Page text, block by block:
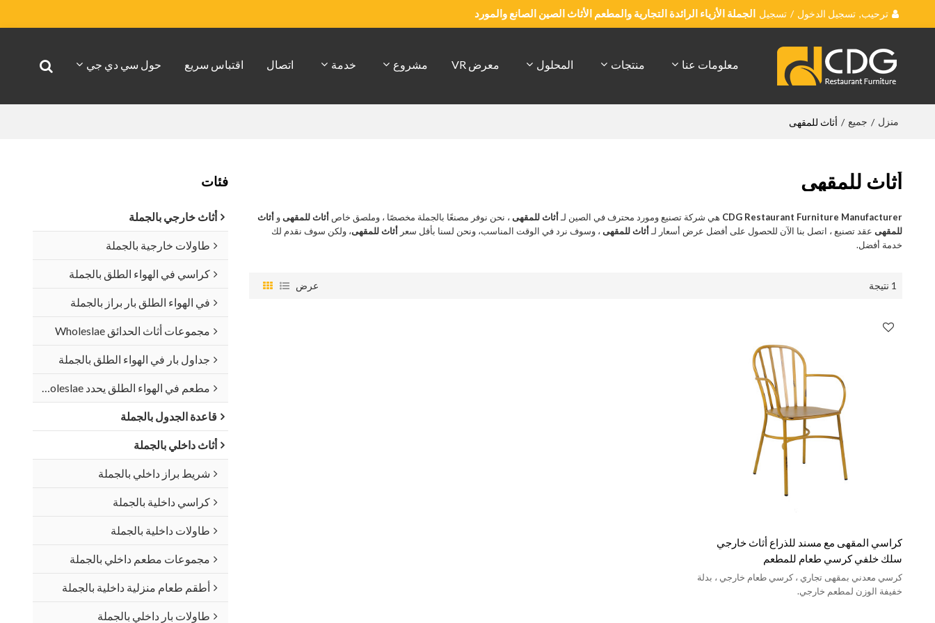
ترحيب, تسجيل الدخول / تسجيل الجملة الأزياء الرائدة التجارية والمطعم الأثاث الصين الصانع والمورد
معلومات عنا منتجات المحلول معرض VR مشروع خدمة اتصال اقتباس سريع حول سي دي جي
منزل / جميع / أثاث للمقهى
فئات
أثاث خارجي بالجملة
طاولات خارجية بالجملة
كراسي في الهواء الطلق بالجملة
في الهواء الطلق بار براز بالجملة
مجموعات أثاث الحدائق Wholeslae
جداول بار في الهواء الطلق بالجملة
مطعم في الهواء الطلق يحدد Wholeslae
قاعدة الجدول بالجملة
أثاث داخلي بالجملة
شريط براز داخلي بالجملة
كراسي داخلية بالجملة
طاولات داخلية بالجملة
مجموعات مطعم داخلي بالجملة
أطقم طعام منزلية داخلية بالجملة
طاولات بار داخلي بالجملة
أثاث للمقهى
CDG Restaurant Furniture Manufacturer هي شركة تصنيع ومورد محترف في الصين لـأثاث للمقهى، نحن نوفر مصنعًا بالجملة مخصصًا ، وملصق خاص أثاث للمقهىو أثاث
للمقهىعقد تصنيع ، اتصل بنا الآن للحصول على أفضل عرض أسعار لـأثاث للمقهى، وسوف نرد في الوقت المناسب، ونحن لسنا بأقل سعر أثاث للمقهى، ولكن سوف نقدم لك
خدمة أفضل.
1 نتيجة عرض
كراسي المقهى مع مسند للذراع أثاث خارجي
سلك خلفي كرسي طعام للمطعم
كرسي معدني بمقهى تجاري ، كرسي طعام خارجي ، بدلة
خفيفة الوزن لمطعم خارجي.